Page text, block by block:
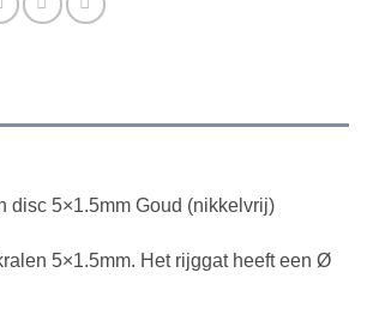
disc 5×1.5mm Goud (nikkelvrij)
5×1.5mm. Het rijggat heeft een Ø